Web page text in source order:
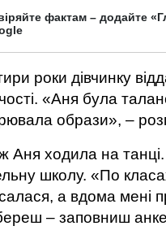
фактам – додайте
роки дівчинку
«Аня була
образи», –
Аня ходила на
школу. «По
а вдома мені
– заповниш